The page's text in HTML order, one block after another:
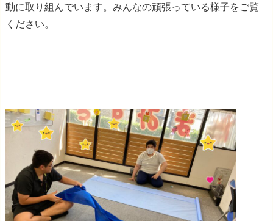
動に取り組んでいます。みんなの頑張っている様子をご覧
ください。